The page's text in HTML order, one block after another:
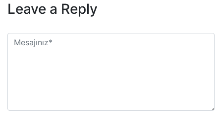
Leave a Reply